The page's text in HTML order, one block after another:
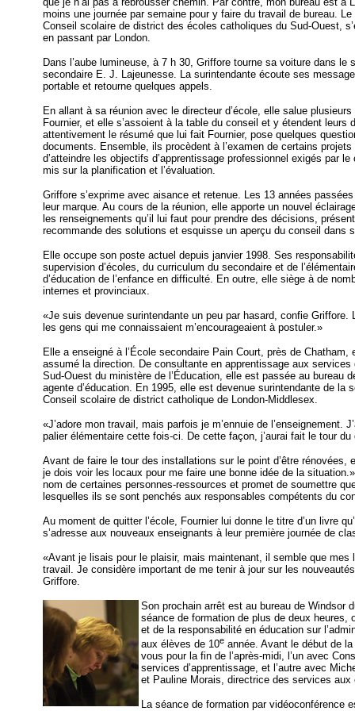
moins une journée par semaine pour y faire du travail de bureau.
Conseil scolaire de district des écoles catholiques du Sud-Ouest,
en passant par London.
Dans l’aube lumineuse, à 7 h 30, Griffore tourne sa voiture dans le
secondaire E. J. Lajeunesse. La surintendante écoute ses
portable et retourne quelques appels.
En allant à sa réunion avec le directeur d’école, elle salue
Fournier, et elle s’assoient à la table du conseil et y étendent leurs
attentivement le résumé que lui fait Fournier, pose quelques
documents. Ensemble, ils procèdent à l’examen de certains projets
d’atteindre les objectifs d’apprentissage professionnel exigés par
mis sur la planification et l’évaluation.
Griffore s’exprime avec aisance et retenue. Les 13 années
leur marque. Au cours de la réunion, elle apporte un nouvel
les renseignements qu’il lui faut pour prendre des décisions,
recommande des solutions et esquisse un aperçu du conseil dans
Elle occupe son poste actuel depuis janvier 1998. Ses
supervision d’écoles, du curriculum du secondaire et de
d’éducation de l’enfance en difficulté. En outre, elle siège à de
internes et provinciaux.
«Je suis devenue surintendante un peu par hasard, confie Griffore.
les gens qui me connaissaient m’encourageaient à postuler.»
Elle a enseigné à l’École secondaire Pain Court, près de
assumé la direction. De consultante en apprentissage aux
Sud-Ouest du ministère de l’Éducation, elle est passée au bureau
agente d’éducation. En 1995, elle est devenue surintendante de la
Conseil scolaire de district catholique de London-Middlesex.
«J’adore mon travail, mais parfois je m’ennuie de l’enseignement.
palier élémentaire cette fois-ci. De cette façon, j’aurai fait le tour
Avant de faire le tour des installations sur le point d’être
je dois voir les locaux pour me faire une bonne idée de la
nom de certaines personnes-ressources et promet de soumettre
lesquelles ils se sont penchés aux responsables compétents du
Au moment de quitter l’école, Fournier lui donne le titre d’un livre
s’adresse aux nouveaux enseignants à leur première journée de
«Avant je lisais pour le plaisir, mais maintenant, il semble que mes
travail. Je considère important de me tenir à jour sur les
Griffore.
Son prochain arrêt est au bureau de Windsor
séance de formation de plus de deux heures,
et de la responsabilité en éducation sur
aux élèves de 10e année. Avant le début de
vous pour la fin de l’après-midi, l’un avec
services d’apprentissage, et l’autre avec
et Pauline Morais, directrice des services aux
La séance de formation par vidéoconférence